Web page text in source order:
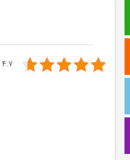
4.7